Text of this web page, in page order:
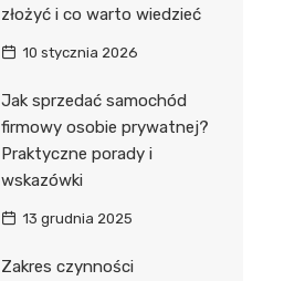
złożyć i co warto wiedzieć
10 stycznia 2026
Jak sprzedać samochód
firmowy osobie prywatnej?
Praktyczne porady i
wskazówki
13 grudnia 2025
Zakres czynności